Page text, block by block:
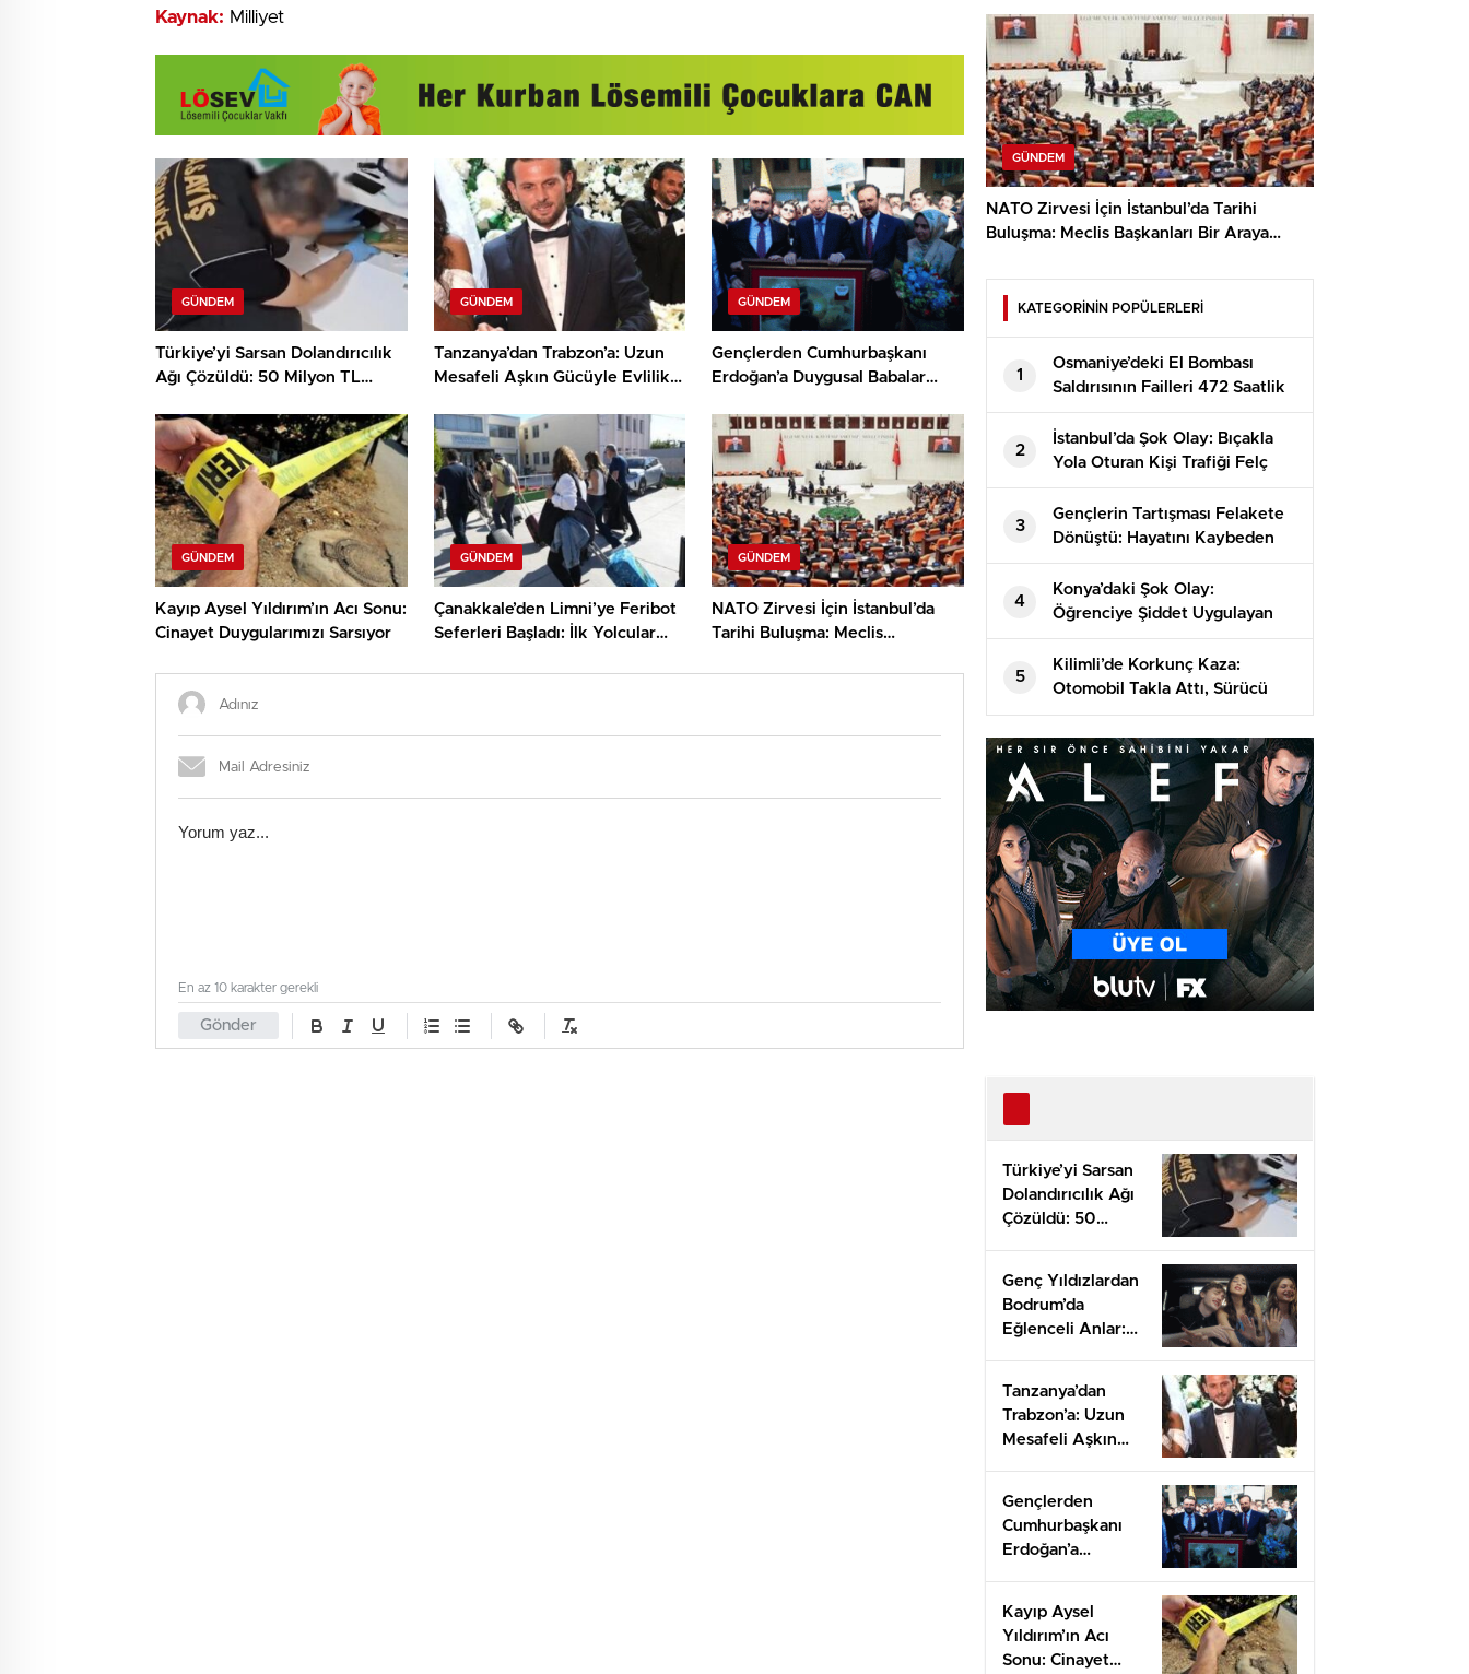
Kaynak: Milliyet
GÜNDEM
Türkiye’yi Sarsan Dolandırıcılık
Ağı Çözüldü: 50 Milyon TL
GÜNDEM
Tanzanya’dan Trabzon’a: Uzun
Mesafeli Aşkın Gücüyle Evlilik
GÜNDEM
Gençlerden Cumhurbaşkanı
Erdoğan’a Duygusal Babalar
GÜNDEM
Kayıp Aysel Yıldırım’ın Acı Sonu:
Cinayet Duygularımızı Sarsıyor
GÜNDEM
Çanakkale’den Limni’ye Feribot
Seferleri Başladı: İlk Yolcular
GÜNDEM
NATO Zirvesi İçin İstanbul’da
Tarihi Buluşma: Meclis
Gönder
En az 10 karakter gerekli
GÜNDEM
NATO Zirvesi İçin İstanbul’da Tarihi
Buluşma: Meclis Başkanları Bir Araya
KATEGORİNİN POPÜLERLERİ
1
Osmaniye’deki El Bombası
Saldırısının Failleri 472 Saatlik
Kamera İncelemesiyle
Yakalandı!
2
İstanbul’da Şok Olay: Bıçakla
Yola Oturan Kişi Trafiği Felç
Etti!
3
Gençlerin Tartışması Felakete
Dönüştü: Hayatını Kaybeden
Alperen’in Dramı
4
Konya’daki Şok Olay:
Öğrenciye Şiddet Uygulayan
Görevli Tutuklandı!
5
Kilimli’de Korkunç Kaza:
Otomobil Takla Attı, Sürücü
Ağır Yaralı
Türkiye’yi Sarsan
Dolandırıcılık Ağı
Çözüldü: 50
Genç Yıldızlardan
Bodrum’da
Eğlenceli Anlar:
Tanzanya’dan
Trabzon’a: Uzun
Mesafeli Aşkın
Gençlerden
Cumhurbaşkanı
Erdoğan’a
Kayıp Aysel
Yıldırım’ın Acı
Sonu: Cinayet